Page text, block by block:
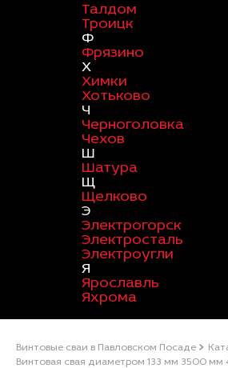
Талдом
Троицк
Ф
Фрязино
Х
Химки
Хотьково
Ч
Черноголовка
Чехов
Ш
Шатура
Щ
Щелково
Э
Электрогорск
Электросталь
Электроугли
Я
Ярославль
Яхрома
Винтовые сваи в Павловском Посаде
Винтовая свая диаметром 133 мм 3500 мм